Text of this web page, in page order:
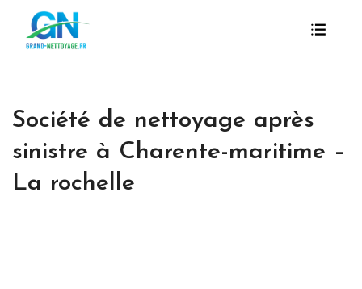
Société de nettoyage après
sinistre à Charente-maritime –
La rochelle